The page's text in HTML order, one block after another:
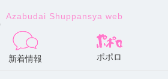
Azabudai Shuppansya web
新着情報 ポポロ